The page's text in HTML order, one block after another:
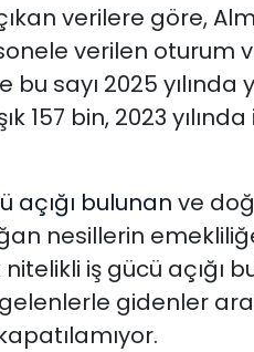
verilere göre,
verilen oturum
sayı 2025 yılında
157 bin, 2023
açığı bulunan ve
nesillerin
iş gücü açığı
gidenler